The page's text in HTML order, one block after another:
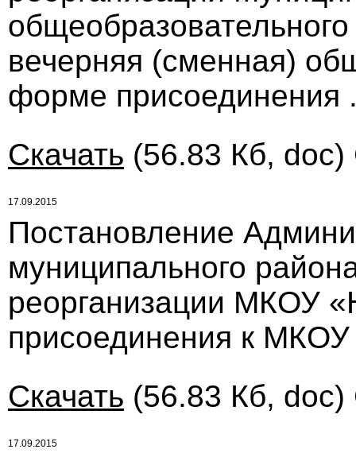
вечерняя (сменная)
форме присоединения
Скачать (56.83 Кб, doc)
17.09.2015
Постановление
муниципального
реорганизации МКОУ
присоединения к
Скачать (56.83 Кб, doc)
17.09.2015